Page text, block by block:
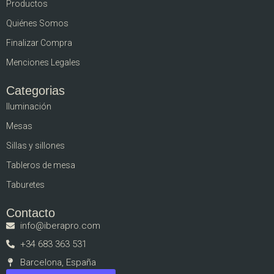
Productos
Quiénes Somos
Finalizar Compra
Menciones Legales
Categorias
Iluminación
Mesas
Sillas y sillones
Tableros de mesa
Taburetes
Contacto
info@iberapro.com
+34 683 363 531
Barcelona, España